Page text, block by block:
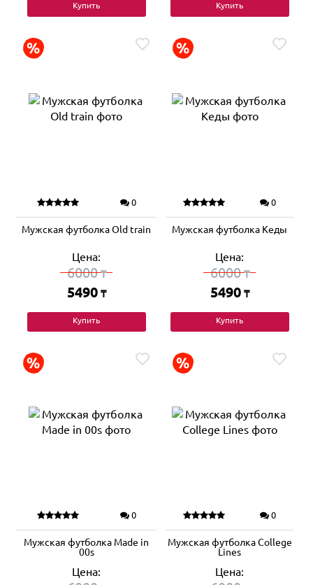
Купить Купить
0
Мужская футболка Old train
Цена:
6000₸
5490 ₸
Купить
0
Мужская футболка Кеды
Цена:
6000₸
5490 ₸
Купить
0
Мужская футболка Made in
00s
Цена:
0
Мужская футболка College
Lines
Цена: